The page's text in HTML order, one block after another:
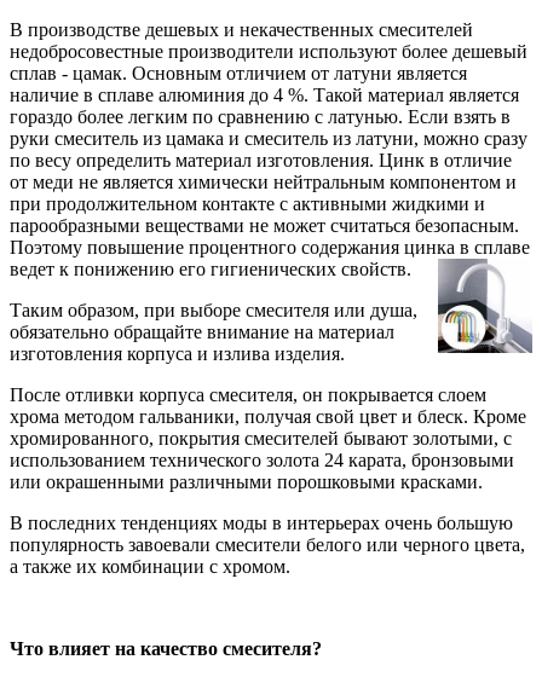
В производстве дешевых и некачественных смесителей
недобросовестные производители используют более дешевый
сплав - цамак. Основным отличием от латуни является
наличие в сплаве алюминия до 4 %. Такой материал является
гораздо более легким по сравнению с латунью. Если взять в
руки смеситель из цамака и смеситель из латуни, можно сразу
по весу определить материал изготовления. Цинк в отличие
от меди не является химически нейтральным компонентом и
при продолжительном контакте с активными жидкими и
парообразными веществами не может считаться безопасным.
Поэтому повышение процентного содержания цинка в сплаве
ведет к понижению его гигиенических свойств.
Таким образом, при выборе смесителя или душа,
обязательно обращайте внимание на материал
изготовления корпуса и излива изделия.
После отливки корпуса смесителя, он покрывается слоем
хрома методом гальваники, получая свой цвет и блеск. Кроме
хромированного, покрытия смесителей бывают золотыми, с
использованием технического золота 24 карата, бронзовыми
или окрашенными различными порошковыми красками.
В последних тенденциях моды в интерьерах очень большую
популярность завоевали смесители белого или черного цвета,
а также их комбинации с хромом.
Что влияет на качество смесителя?